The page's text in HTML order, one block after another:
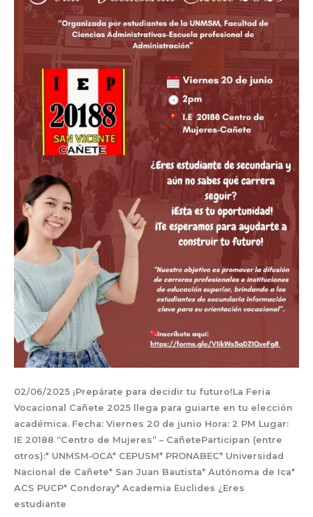
02/06/2025 ¡Prepárate para decidir tu futuro!La Feria
Vocacional Cañete 2025 llega para guiarte en tu elección
académica. Fecha: Viernes 20 de junio Hora: 2 PM Lugar:
IE 20188 “Centro de Mujeres” – CañeteParticipan (entre
otros):* UNMSM‐OCA* CEPUSM* PRONABEC* Universidad
Nacional de Cañete* San Juan Bautista* Autónoma de Ica*
ACS PUCP* Condoray* Academia Euclides ¿Eres
estudiante